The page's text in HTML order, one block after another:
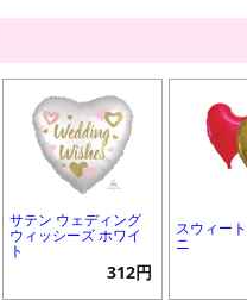
サテン ウェディング
ウィッシーズ ホワイ
ト
312円
スウィー
ニ